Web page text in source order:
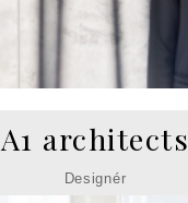
A1 architects
Designér